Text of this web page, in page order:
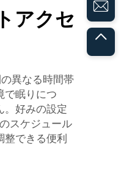
アクセ
異なる時間帯
で眠りにつ
。好みの設定
スケジュール
できる便利